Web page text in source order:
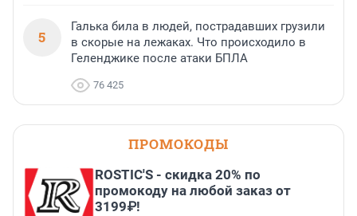
5
Галька била в людей, пострадавших грузили
в скорые на лежаках. Что происходило в
Геленджике после атаки БПЛА
76 425
ПРОМОКОДЫ
ROSTIC'S - скидка 20% по
промокоду на любой заказ от
3199₽!